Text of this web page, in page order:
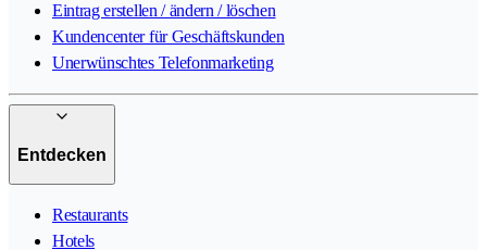
Eintrag erstellen / ändern / löschen
Kundencenter für Geschäftskunden
Unerwünschtes Telefonmarketing
Entdecken
Restaurants
Hotels